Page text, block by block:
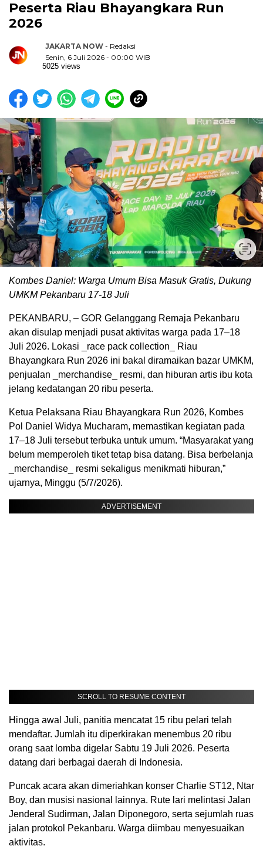
Peserta Riau Bhayangkara Run
2026
JAKARTA NOW - Redaksi
Senin, 6 Juli 2026 - 00:00 WIB
5025 views
Kombes Daniel: Warga Umum Bisa Masuk Gratis, Dukung
UMKM Pekanbaru 17-18 Juli
PEKANBARU, – GOR Gelanggang Remaja Pekanbaru
akan disulap menjadi pusat aktivitas warga pada 17–18
Juli 2026. Lokasi _race pack collection_ Riau
Bhayangkara Run 2026 ini bakal diramaikan bazar UMKM,
penjualan _merchandise_ resmi, dan hiburan artis ibu kota
jelang kedatangan 20 ribu peserta.
Ketua Pelaksana Riau Bhayangkara Run 2026, Kombes
Pol Daniel Widya Mucharam, memastikan kegiatan pada
17–18 Juli tersebut terbuka untuk umum. “Masyarakat yang
belum memperoleh tiket tetap bisa datang. Bisa berbelanja
_merchandise_ resmi sekaligus menikmati hiburan,”
ujarnya, Minggu (5/7/2026).
ADVERTISEMENT
SCROLL TO RESUME CONTENT
Hingga awal Juli, panitia mencatat 15 ribu pelari telah
mendaftar. Jumlah itu diperkirakan menembus 20 ribu
orang saat lomba digelar Sabtu 19 Juli 2026. Peserta
datang dari berbagai daerah di Indonesia.
Puncak acara akan dimeriahkan konser Charlie ST12, Ntar
Boy, dan musisi nasional lainnya. Rute lari melintasi Jalan
Jenderal Sudirman, Jalan Diponegoro, serta sejumlah ruas
jalan protokol Pekanbaru. Warga diimbau menyesuaikan
aktivitas.